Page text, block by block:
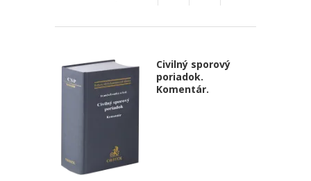
Civilný sporový
poriadok.
Komentár.